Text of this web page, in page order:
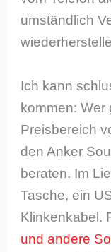
umständlich
Ich kann
kommen: Wer
Preisbereich
den Anker
beraten. Im
Tasche, ein
Klinkenkabel.
und andere